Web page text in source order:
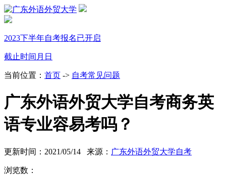
2023下半年自考报名已开启
截止时间 月 日
当前位置： 首页 -> 自考常见问题
广东外语外贸大学自考商务英
语专业容易考吗？
更新时间：2021/05/14 来源： 广东外语外贸大学自考
浏览数：